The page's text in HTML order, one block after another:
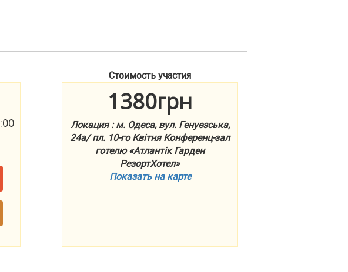
Стоимость участия
1380грн
Локация : м. Одеса, вул. Генуезська,
24a/ пл. 10-го Квітня Конференц-зал
готелю «Атлантік Гарден
РезортХотел»
Показать на карте